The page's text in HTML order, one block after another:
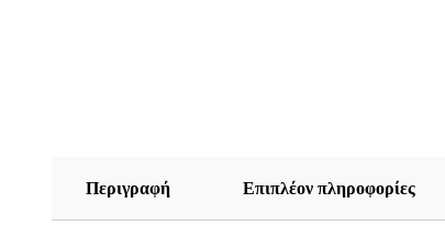
Περιγραφή Επιπλέον πληροφορίες